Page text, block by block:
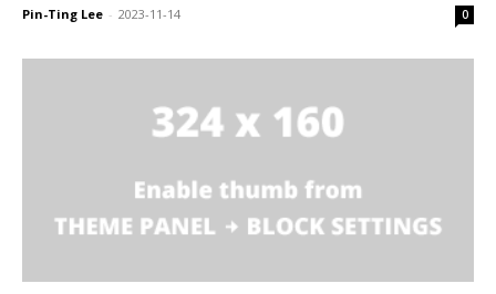
Pin-Ting Lee - 2023-11-14 0